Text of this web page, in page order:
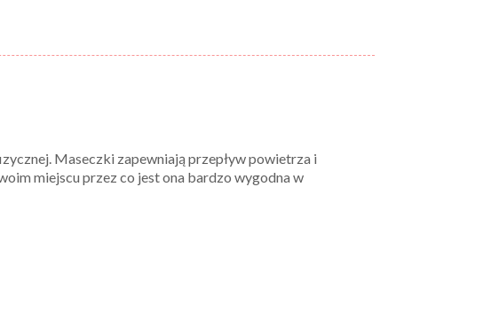
Maseczki zapewniają przepływ powietrza i
miejscu przez co jest ona bardzo wygodna w